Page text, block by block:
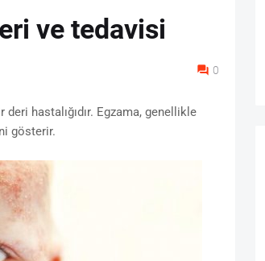
ve tedavisi
0
hastalığıdır. Egzama, genellikle
gösterir.